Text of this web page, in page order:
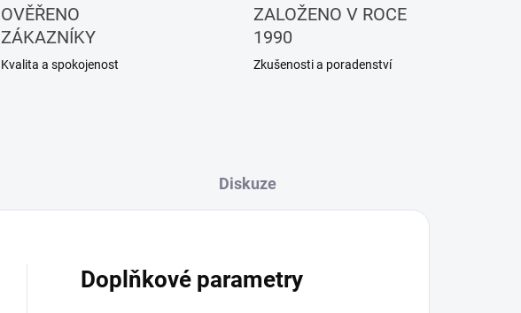
OVĚŘENO
ZÁKAZNÍKY
Kvalita a spokojenost
ZALOŽENO V ROCE
1990
Zkušenosti a poradenství
Diskuze
Doplňkové parametry